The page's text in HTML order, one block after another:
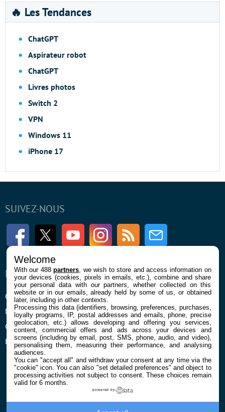
🔥 Les Tendances
ChatGPT
Aspirateur robot
ChatGPT
Livres photos
Switch 2
VPN
Windows 11
iPhone 17
SUIVEZ-NOUS
FacebookTwitter Youtube InstagramRSS Newsletter
ENTREPRISE
Qui sommes nous
Mentions légales et CGU
Confidentialité et Cookies
Préférences cookies
À PROPOS
La rédaction
Contact
Welcome
With our 488partners , we wish to store and access information on
your devices (cookies, pixels in emails, etc.), combine and share
your personal data with our partners, whether collected on this
website or in our emails, already held by some of us, or obtained
later, including in other contexts.
Processing this data (identifiers, browsing, preferences, purchases,
loyalty programs, IP, postal addresses and emails, phone, precise
geolocation, etc.) allows developing and offering you services,
content, commercial offers and ads across your devices and
screens (including by email, post, SMS, phone, audio, and video),
personalising them, measuring their performance, and analysing
audiences.
You can "accept all" and withdraw your consent at any time via the
"cookie" icon. You can also "set detailed preferences" and object to
processing activities not subject to consent. These choices remain
valid for 6 months.
powered by